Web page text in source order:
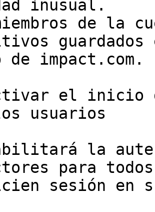
inusual.
de la
de impact.com.
el inicio
usuarios
la
para
sesión en